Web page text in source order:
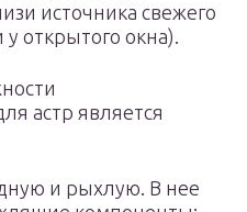
источника свежего
открытого окна).
астр является
и рыхлую. В нее